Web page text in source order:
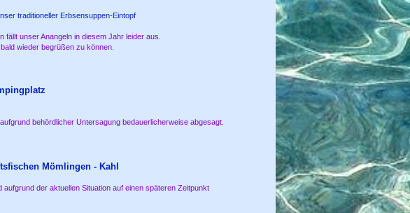
traditioneller Erbsensuppen-Eintopf
fällt unser Anangeln in diesem Jahr leider aus.
wieder begrüßen zu können.
behördlicher Untersagung bedauerlicherweise abgesagt.
Mömlingen - Kahl
der aktuellen Situation auf einen späteren Zeitpunkt